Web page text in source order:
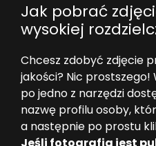
Jak pobrać
wysokiej
Chcesz zdobyć zdjęcie
jakości? Nic prostszego!
po jedno z narzędzi
nazwę profilu osoby,
a następnie po prostu